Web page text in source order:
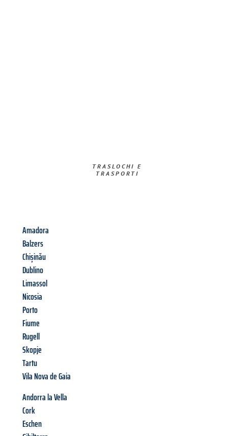
TRASLOCHI E
TRASPORTI​
Amadora
Balzers
Chișinău
Dublino
Limassol
Nicosia
Porto
Fiume
Rugell
Skopje
Tartu
Vila Nova de Gaia
Andorra la Vella
Cork
Eschen